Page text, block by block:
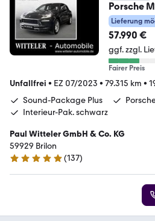
Porsche
LED/
Lieferung
57.990 €
ggf. zzgl.
Fairer Preis
Unfallfrei • EZ 07/2023 • 79.315 km •
Sound-Package Plus
Interieur-Pak. schwarz
Paul Witteler GmbH & Co. KG
59929 Brilon
4.8 Sterne
(137)